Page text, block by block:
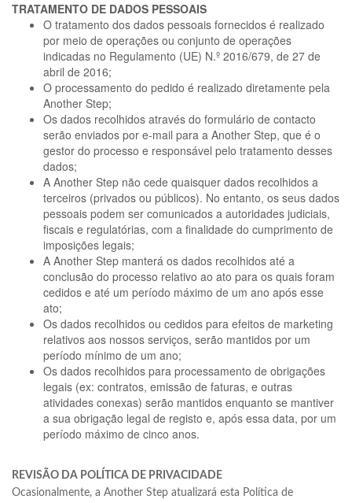
TRATAMENTO DE DADOS PESSOAIS
O tratamento dos dados pessoais fornecidos é realizado
por meio de operações ou conjunto de operações
indicadas no Regulamento (UE) N.º 2016/679, de 27 de
abril de 2016;
O processamento do pedido é realizado diretamente pela
Another Step;
Os dados recolhidos através do formulário de contacto
serão enviados por e-mail para a Another Step, que é o
gestor do processo e responsável pelo tratamento desses
dados;
A Another Step não cede quaisquer dados recolhidos a
terceiros (privados ou públicos). No entanto, os seus dados
pessoais podem ser comunicados a autoridades judiciais,
fiscais e regulatórias, com a finalidade do cumprimento de
imposições legais;
A Another Step manterá os dados recolhidos até a
conclusão do processo relativo ao ato para os quais foram
cedidos e até um período máximo de um ano após esse
ato;
Os dados recolhidos ou cedidos para efeitos de marketing
relativos aos nossos serviços, serão mantidos por um
período mínimo de um ano;
Os dados recolhidos para processamento de obrigações
legais (ex: contratos, emissão de faturas, e outras
atividades conexas) serão mantidos enquanto se mantiver
a sua obrigação legal de registo e, após essa data, por um
período máximo de cinco anos.
REVISÃO DA POLÍTICA DE PRIVACIDADE
Ocasionalmente, a Another Step atualizará esta Política de